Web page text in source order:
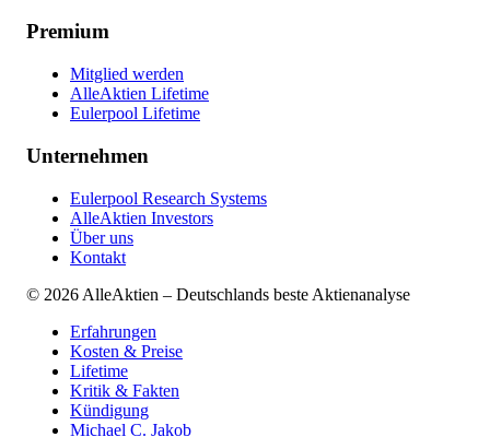
Premium
Mitglied werden
AlleAktien Lifetime
Eulerpool Lifetime
Unternehmen
Eulerpool Research Systems
AlleAktien Investors
Über uns
Kontakt
© 2026 AlleAktien – Deutschlands beste Aktienanalyse
Erfahrungen
Kosten & Preise
Lifetime
Kritik & Fakten
Kündigung
Michael C. Jakob